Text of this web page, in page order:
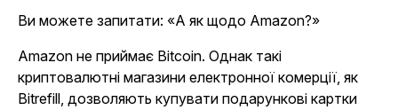
Ви можете запитати: «А як щодо Amazon?»
Amazon не приймає Bitcoin. Однак такі
криптовалютні магазини електронної комерції, як
Bitrefill, дозволяють купувати подарункові картки